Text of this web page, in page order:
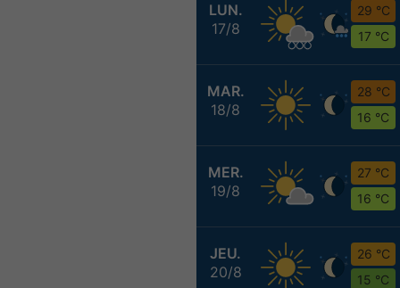
LUN.
17/8
29 °C
17 °C
MAR.
18/8
28 °C
16 °C
MER.
19/8
27 °C
16 °C
JEU.
20/8
26 °C
15 °C